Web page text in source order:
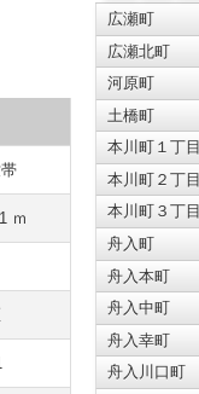
ｍ
広瀬町
広瀬北町
河原町
土橋町
本川町１丁目
本川町２丁目
本川町３丁目
舟入町
舟入本町
舟入中町
舟入幸町
舟入川口町